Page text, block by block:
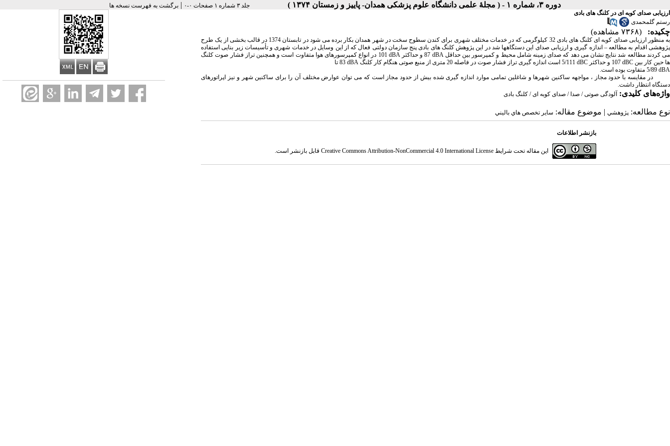
دوره ۳، شماره ۱ - ( مجلۀ علمی دانشگاه علوم پزشکی همدان- پاييز و زمستان ۱۳۷۴ ) جلد ۳ شماره ۱ صفحات ۰-۰ | برگشت به فهرست نسخه ها
ارزیابی صدای کوبه ای در کلنگ های بادی
رستم گلمحمدی
چکیده: (۷۳۶۸ مشاهده)
به منظور ارزیابی صدای کوبه ای کلنگ های بادی 32 کیلوگرمی که در خدمات مختلف شهری برای کندن سطوح سخت در شهر همدان بکار برده می شود در تابستان 1374 در قالب بخشی از یک طرح
پژوهشی اقدام به مطالعه– اندازه گیری و ارزیابی صدای این دستگاهها شد در این پژوهش کلنگ های بادی پنج سازمان دولتی فعال که از این وسایل در خدمات شهری و تأسیسات زیر بنایی استفاده
می کردند مطالعه شد نتایج نشان می دهد که صدای زمینه شامل محیط و کمپرسور بین حداقلdBA
dBA
101 در انواع کمپرسورهای هوا متفاوت است و همچنین تراز فشار صوت کلنگ
ها حین کار بین dBC
dBC
dBA
dBA
در مقایسه با حدود مجاز ، مواجهه ساکنین شهرها و شاغلین تمامی موارد اندازه گیری شده بیش از حدود مجاز است که می توان عوارض مختلف آن را برای ساکنین شهر و نیز اپراتورهای
دستگاه انتظار داشت.
واژه‌های کلیدی: آلودگی صوتی / صدا / صدای کوبه ای / کلنگ بادی
نوع مطالعه: پژوهشي | موضوع مقاله: سایر تخصص هاي باليني
بازنشر اطلاعات
این مقاله تحت شرایط Creative Commons Attribution-NonCommercial 4.0 International Licenseقابل بازنشر است.